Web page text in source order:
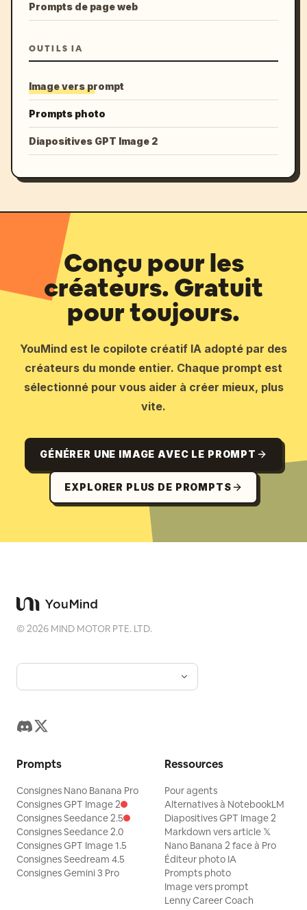
Prompts de page web
OUTILS IA
Image vers prompt
Prompts photo
Diapositives GPT Image 2
Conçu pour les
créateurs. Gratuit
pour toujours.
YouMind est le copilote créatif IA adopté par des
créateurs du monde entier. Chaque prompt est
sélectionné pour vous aider à créer mieux, plus
vite.
GÉNÉRER UNE IMAGE AVEC LE PROMPT
EXPLORER PLUS DE PROMPTS
©2026 MIND MOTOR PTE. LTD.
Prompts
Consignes Nano Banana Pro
Consignes GPT Image 2
Consignes Seedance 2.5
Consignes Seedance 2.0
Consignes GPT Image 1.5
Consignes Seedream 4.5
Consignes Gemini 3 Pro
Ressources
Pour agents
Alternatives à NotebookLM
Diapositives GPT Image 2
Markdown vers article 𝕏
Nano Banana 2 face à Pro
Éditeur photo IA
Prompts photo
Image vers prompt
Lenny Career Coach